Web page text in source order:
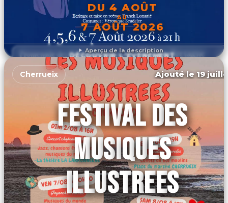
Aperçu de la description
DU 4 AOÛT
AU
7 AOÛT 2026
DÉCOUVRIR L'ÉVÉNEMENT
Cherrueix Ajouté le 19
FESTIVAL DES
MUSIQUES
ILLUSTREES